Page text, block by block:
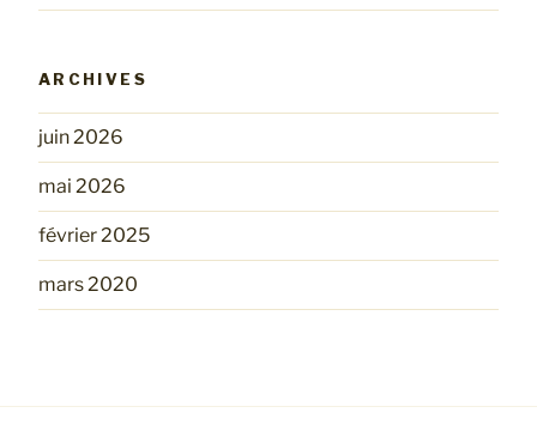
ARCHIVES
juin 2026
mai 2026
février 2025
mars 2020